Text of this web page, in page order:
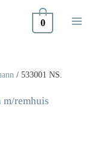
0
/ 533001 NS.
m/remhuis